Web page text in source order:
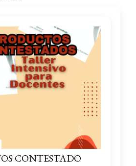
CONTESTADO